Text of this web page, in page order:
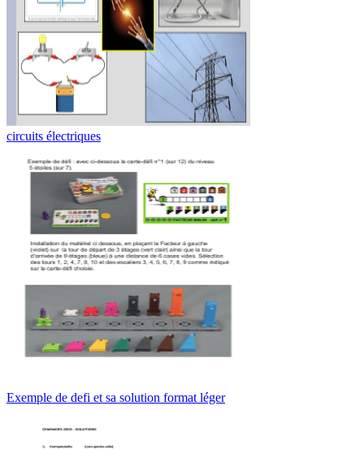
circuits électriques
Exemple de defi et sa solution format léger